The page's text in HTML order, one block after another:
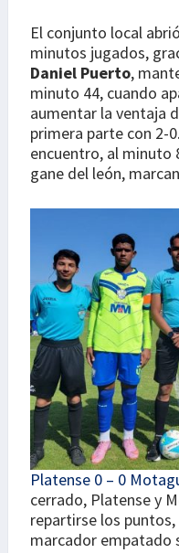
El conjunto local
minutos jugados,
Daniel Puerto,
minuto 44, cuando
aumentar la ventaja
primera parte con 2-
encuentro, al minuto
gane del león,
Platense 0 – 0
cerrado, Platense y
repartirse los
marcador empatado